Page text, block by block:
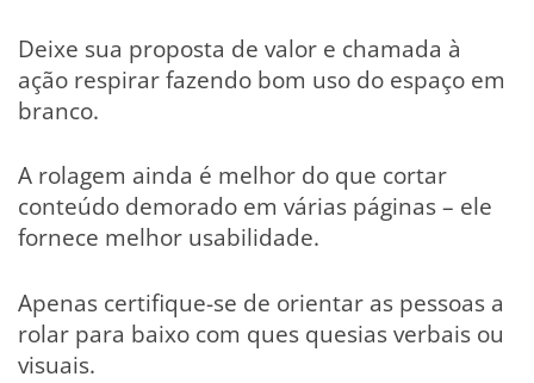
Deixe sua proposta de valor e chamada à
ação respirar fazendo bom uso do espaço em
branco.
A rolagem ainda é melhor do que cortar
conteúdo demorado em várias páginas – ele
fornece melhor usabilidade.
Apenas certifique-se de orientar as pessoas a
rolar para baixo com ques quesias verbais ou
visuais.